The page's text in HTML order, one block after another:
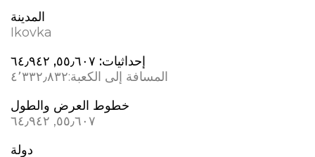
المدينة
Ikovka
إحداثيات: ٥٥٫٦٠٧, ٦٤٫٩٤٢
المسافة إلى الكعبة:٤٬٣٣٢٫٨٣٢
خطوط العرض والطول
٥٥٫٦٠٧, ٦٤٫٩٤٢
دولة